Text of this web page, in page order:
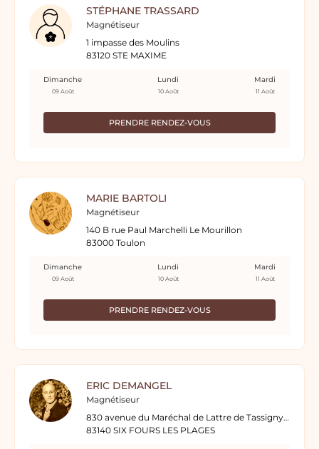
STÉPHANE TRASSARD
Magnétiseur
1 impasse des Moulins
83120 STE MAXIME
PRENDRE RENDEZ-VOUS
Dimanche
09 Août
Lundi
10 Août
Mardi
11 Août
MARIE BARTOLI
Magnétiseur
140 B rue Paul Marchelli Le Mourillon
83000 Toulon
PRENDRE RENDEZ-VOUS
Dimanche
09 Août
Lundi
10 Août
Mardi
11 Août
ERIC DEMANGEL
Magnétiseur
830 avenue du Maréchal de Lattre de Tassigny, Résidence l'Eden
83140 SIX FOURS LES PLAGES